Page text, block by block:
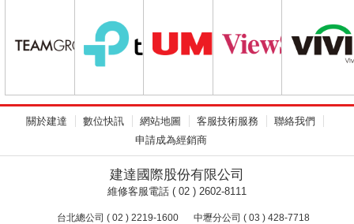
SOURCE
關於建達 數位快訊 網站地圖 客服技術服務
聯絡我們
申請成為經銷商
建達國際股份有限公司
維修客服電話 ( 02 ) 2602-8111
台北總公司 ( 02 ) 2219-1600
中壢分公司 ( 03 ) 428-7718